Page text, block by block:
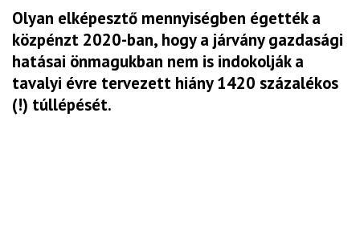
Olyan elképesztő mennyiségben égették a
közpénzt 2020-ban, hogy a járvány gazdasági
hatásai önmagukban nem is indokolják a
tavalyi évre tervezett hiány 1420 százalékos
(!) túllépését.